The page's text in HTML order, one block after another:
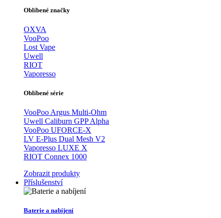
Oblíbené značky
OXVA
VooPoo
Lost Vape
Uwell
RIOT
Vaporesso
Oblíbené série
VooPoo Argus Multi-Ohm
Uwell Caliburn GPP Alpha
VooPoo UFORCE-X
LV E-Plus Dual Mesh V2
Vaporesso LUXE X
RIOT Connex 1000
Zobrazit produkty
Příslušenství
Baterie a nabíjení